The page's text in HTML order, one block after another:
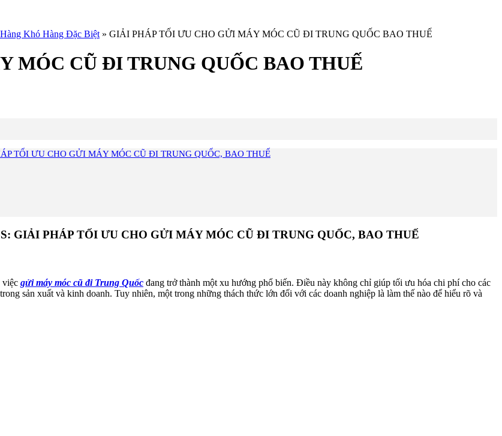
Khó Hàng Đặc Biệt » GIẢI PHÁP TỐI ƯU CHO GỬI MÁY MÓC CŨ ĐI TRUNG QUỐC BAO THUẾ
MÓC CŨ ĐI TRUNG QUỐC BAO THUẾ
TỐI ƯU CHO GỬI MÁY MÓC CŨ ĐI TRUNG QUỐC, BAO THUẾ
GIẢI PHÁP TỐI ƯU CHO GỬI MÁY MÓC CŨ ĐI TRUNG QUỐC, BAO THUẾ
việc gửi máy móc cũ đi Trung Quốc đang trở thành một xu hướng phổ biến. Điều này không chỉ giúp tối ưu hóa chi phí cho các
sản xuất và kinh doanh. Tuy nhiên, một trong những thách thức lớn đối với các doanh nghiệp là làm thế nào để hiểu rõ và